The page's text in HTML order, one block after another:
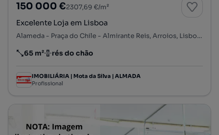
150 000 €2307,69 €/m²
Excelente Loja em Lisboa
Alameda - Praça do Chile - Almirante Reis, Arroios, Lisboa, Lisboa
Preço por metro quadrado
65 m²
Andar rés do chão
IMOBILIÁRIA | Mota da Silva | ALMADA
Profissional